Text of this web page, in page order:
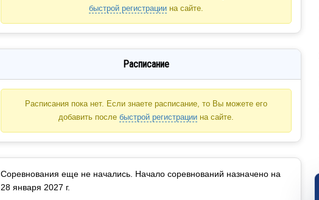
быстрой регистрациина сайте.
Расписание
Расписания пока нет. Если знаете расписание, то Вы можете его
добавить после быстрой регистрациина сайте.
Соревнования еще не начались. Начало соревнований назначено на
28 января 2027 г.